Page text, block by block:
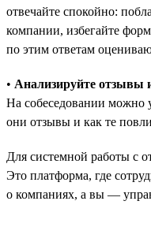
отвечайте спокойно:
компании, избегайте
по этим ответам
• Анализируйте отзывы
На собеседовании можно
они отзывы и как те
Для системной работы с
Это платформа, где
о компаниях, а вы —